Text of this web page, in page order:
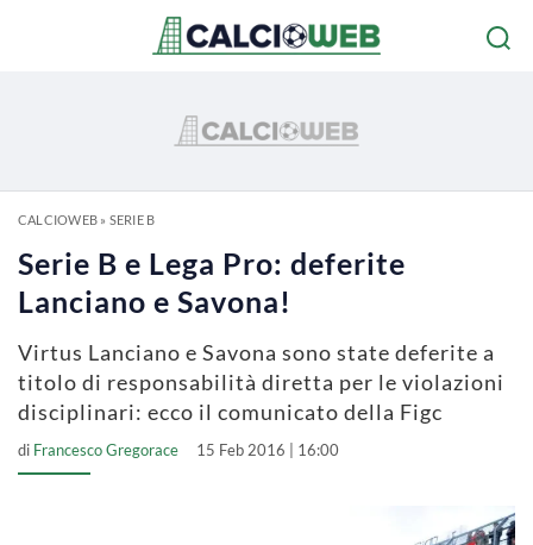
CALCIOWEB» SERIE B
Serie B e Lega Pro: deferite
Lanciano e Savona!
Virtus Lanciano e Savona sono state deferite a
titolo di responsabilità diretta per le violazioni
disciplinari: ecco il comunicato della Figc
di Francesco Gregorace 15 Feb 2016 | 16:00